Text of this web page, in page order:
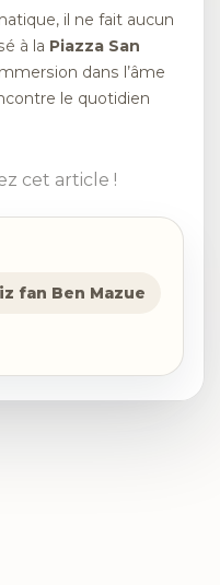
il ne fait aucun
à la Piazza San
dans l’âme
le quotidien
cet article !
fan Ben Mazue